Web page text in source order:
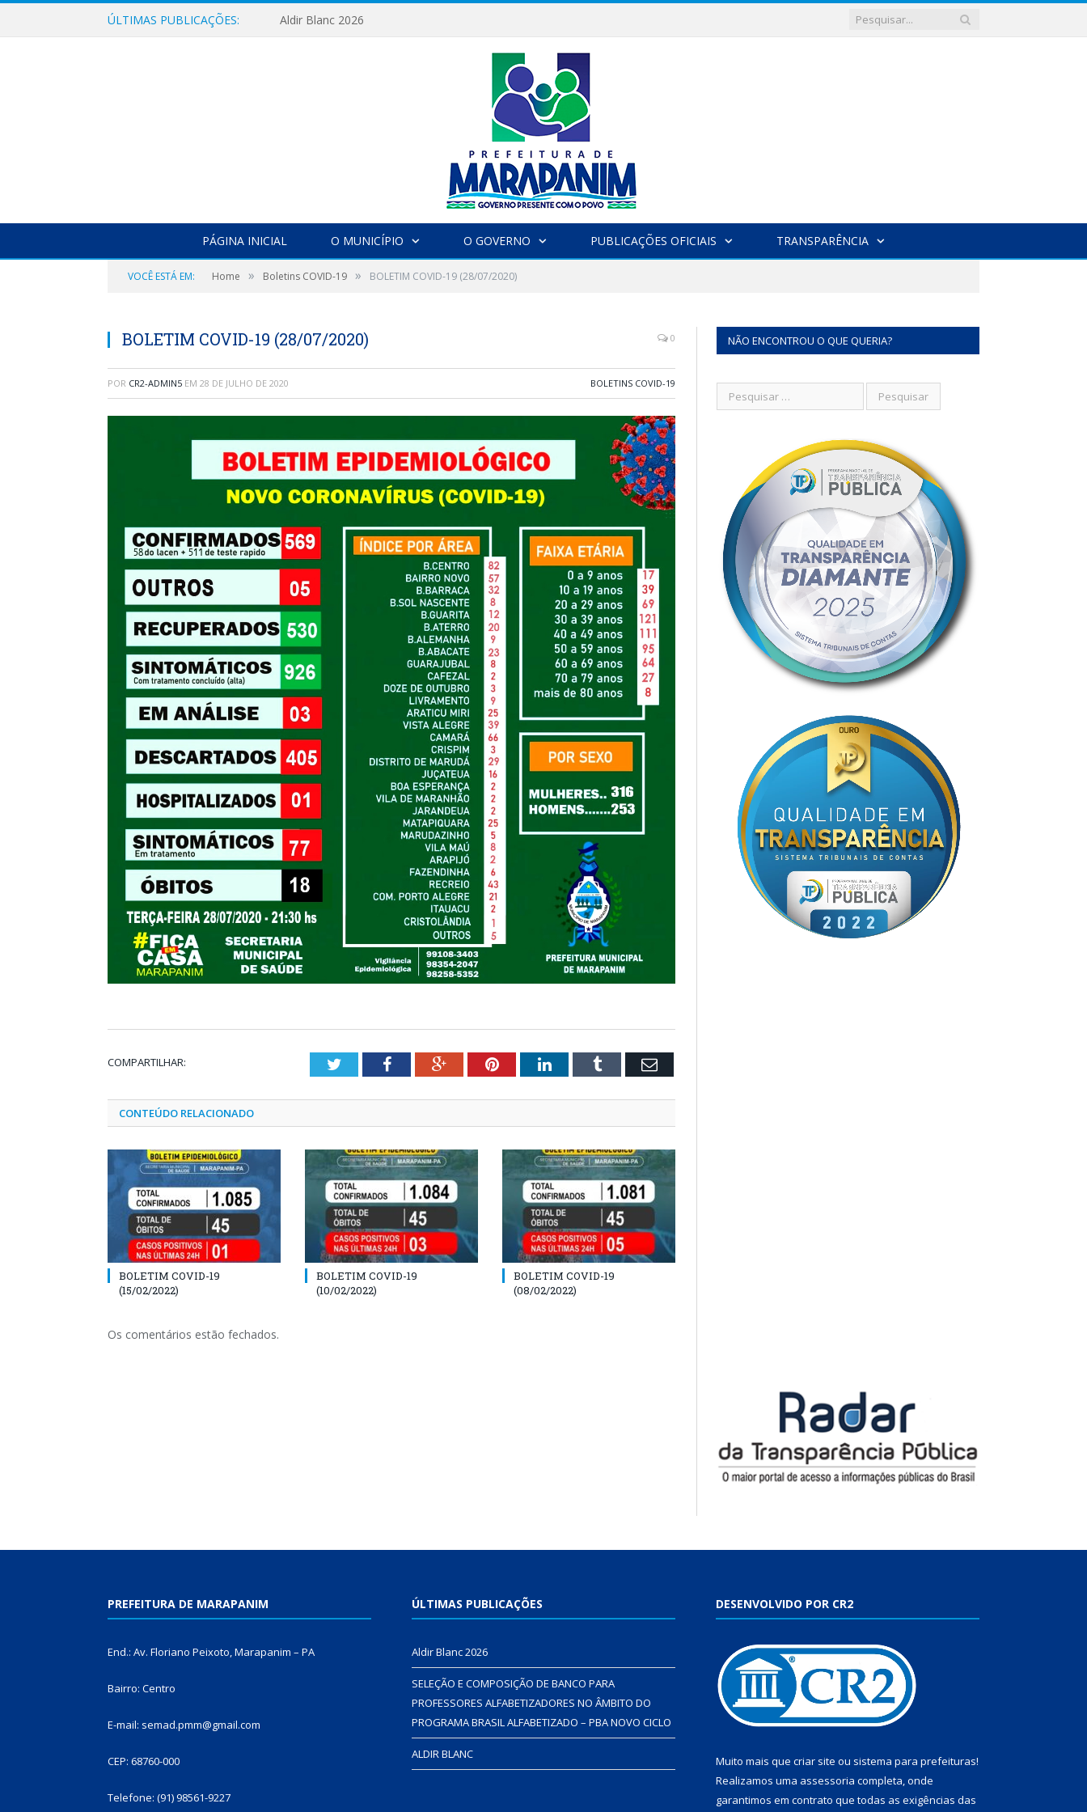
ÚLTIMAS PUBLICAÇÕES: Aldir Blanc 2026
PÁGINA INICIAL O MUNICÍPIO O GOVERNO PUBLICAÇÕES OFICIAIS TRANSPARÊNCIA
VOCÊ ESTÁ EM: Home » Boletins COVID-19 » BOLETIM COVID-19 (28/07/2020)
BOLETIM COVID-19 (28/07/2020) 0
POR CR2-ADMIN5 EM 28 DE JULHO DE 2020 BOLETINS COVID-19
COMPARTILHAR: TwitterFacebookGoogle+PinterestLinkedInTumblr Email
CONTEÚDO RELACIONADO
BOLETIM COVID-19
(15/02/2022)
BOLETIM COVID-19
(10/02/2022)
BOLETIM COVID-19
(08/02/2022)
Os comentários estão fechados.
NÃO ENCONTROU O QUE QUERIA?
PREFEITURA DE MARAPANIM
End.: Av. Floriano Peixoto, Marapanim – PA
Bairro: Centro
E-mail: semad.pmm@gmail.com
CEP: 68760-000
Telefone: (91) 98561-9227
ÚLTIMAS PUBLICAÇÕES
Aldir Blanc 2026
SELEÇÃO E COMPOSIÇÃO DE BANCO PARA
PROFESSORES ALFABETIZADORES NO ÂMBITO DO
PROGRAMA BRASIL ALFABETIZADO – PBA NOVO CICLO
ALDIR BLANC
DESENVOLVIDO POR CR2
Muito mais que criar site ou sistema para prefeituras!
Realizamos uma assessoria completa, onde
garantimos em contrato que todas as exigências das